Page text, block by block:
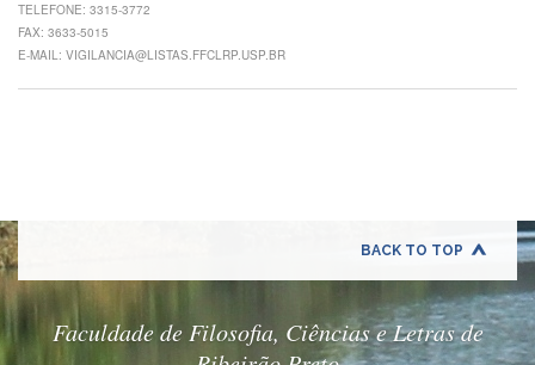
Contato
INTERNACIONALIZAÇÃO
Estudar
Exterior
TELEFONE: 3315-3772
FAX: 3633-5015
E-MAIL: VIGILANCIA@LISTAS.FFCLRP.USP.BR
BACK TO TOP
Faculdade de Filosofia, Ciências e Letras de